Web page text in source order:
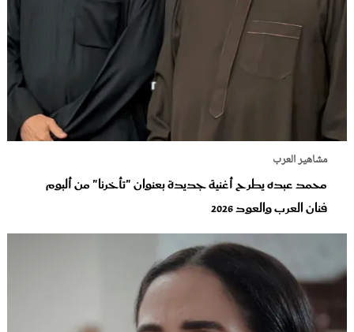
مشاهير العرب
محمد عبده يطرح أغنية جديدة بعنوان "تأخرنا" من ألبوم
فنان العرب والعود‬ 2026